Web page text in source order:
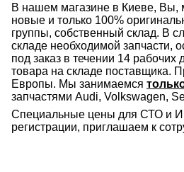
В нашем магазине в Киеве, Вы,
новые и только 100%
группы, собственный склад. В
складе необходимой запчасти,
под заказ в течении 14 рабочих
товара на складе поставщика.
Европы. Мы занимаемся
запчастями Audi, Volkswagen,
Специальные цены для СТО и
регистрации, приглашаем к